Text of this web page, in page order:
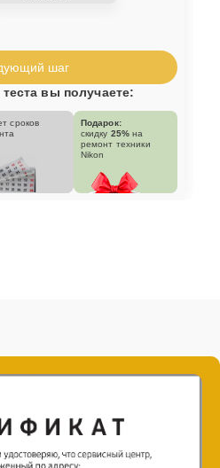
шаг
вы получаете:
сроков
Подарок:
скидку 25% на
ремонт техники
Nikon